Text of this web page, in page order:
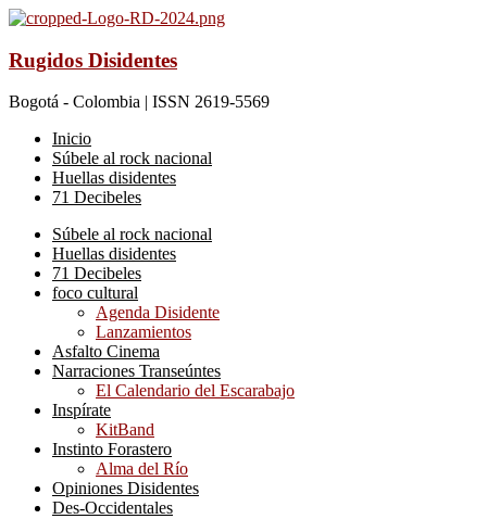
Rugidos Disidentes
Bogotá - Colombia | ISSN 2619-5569
Inicio
Súbele al rock nacional
Huellas disidentes
71 Decibeles
Súbele al rock nacional
Huellas disidentes
71 Decibeles
foco cultural
Agenda Disidente
Lanzamientos
Asfalto Cinema
Narraciones Transeúntes
El Calendario del Escarabajo
Inspírate
KitBand
Instinto Forastero
Alma del Río
Opiniones Disidentes
Des-Occidentales